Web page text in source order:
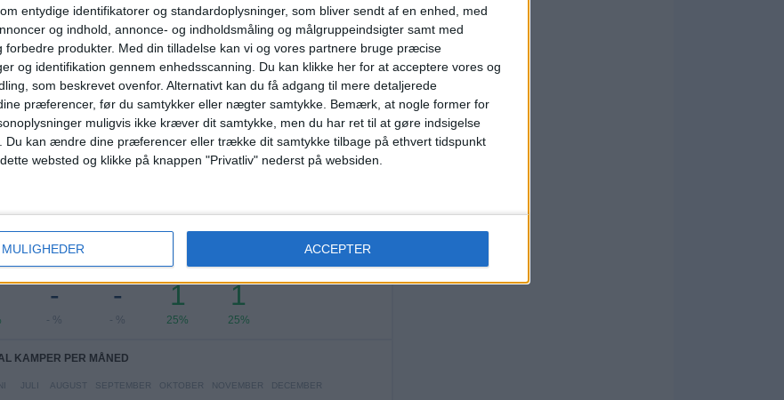
entydige identifikatorer og standardoplysninger, som bliver sendt af en enhed, med
og indhold, annonce- og indholdsmåling og målgruppeindsigter samt med
forbedre produkter. Med din tilladelse kan vi og vores partnere bruge præcise
og identifikation gennem enhedsscanning. Du kan klikke her for at acceptere vores og
som beskrevet ovenfor. Alternativt kan du få adgang til mere detaljerede
præferencer, før du samtykker eller nægter samtykke. Bemærk, at nogle former for
muligvis ikke kræver dit samtykke, men du har ret til at gøre indsigelse
Du kan ændre dine præferencer eller trække dit samtykke tilbage på ethvert tidspunkt
websted og klikke på knappen "Privatliv" nederst på websiden.
ACCEPTER
3
MODSTANDERE
2
VS Racing
Santander
1
KONKURRENCER
RANGORDNING EFTER KONKURRENCER
LaLiga Hypermotion 4 (100%)
Se komplet rangordning
TORSDAG
-
- %
FREDAG
-
- %
LØRDAG
1
25%
SØNDAG
1
25%
KAMPER PER MÅNED
JULI AUGUST SEPTEMBER OKTOBER NOVEMBER DECEMBER